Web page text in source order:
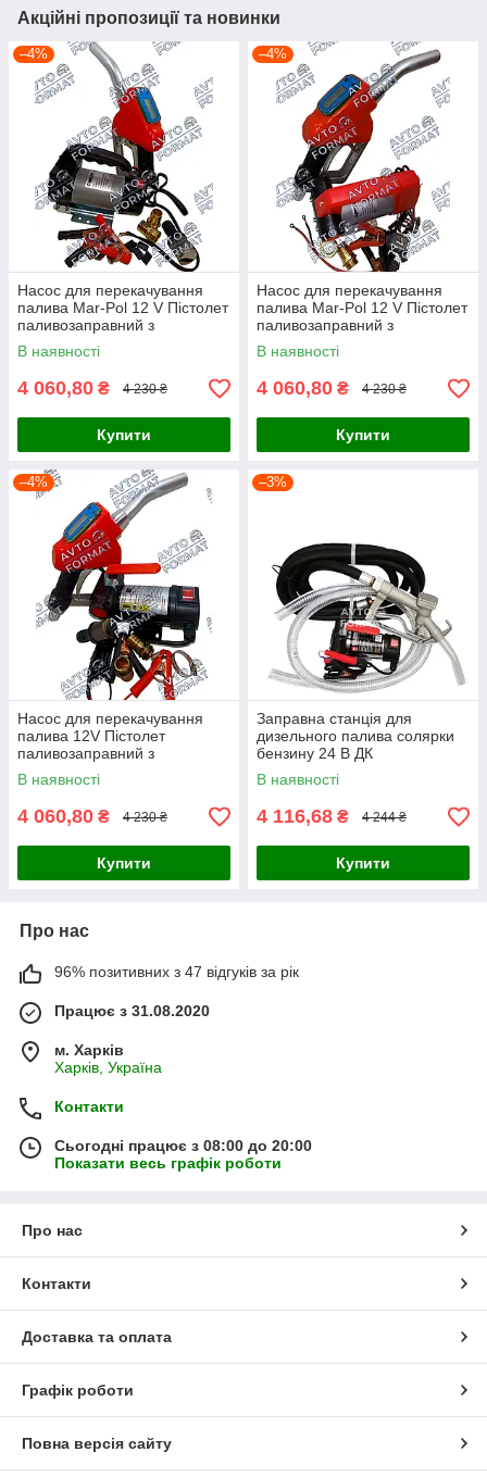
Акційні пропозиції та новинки
–4%
Насос для перекачування
палива Mar-Pol 12 V Пістолет
паливозаправний з
електронним лічильником
В наявності
4 060,80 ₴ 4 230 ₴
Купити
–4%
Насос для перекачування
палива Mar-Pol 12 V Пістолет
паливозаправний з
електронним лічильником
В наявності
4 060,80 ₴ 4 230 ₴
Купити
–4%
Насос для перекачування
палива 12V Пістолет
паливозаправний з
електронним лічильником
В наявності
4 060,80 ₴ 4 230 ₴
Купити
–3%
Заправна станція для
дизельного палива солярки
бензину 24 В ДК
В наявності
4 116,68 ₴ 4 244 ₴
Купити
Про нас
96% позитивних з 47 відгуків за рік
Працює з 31.08.2020
м. Харків
Харків, Україна
Контакти
Сьогодні працює з 08:00 до 20:00
Показати весь графік роботи
Про нас
Контакти
Доставка та оплата
Графік роботи
Повна версія сайту